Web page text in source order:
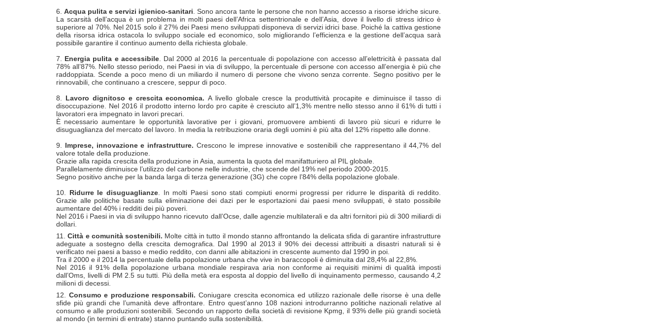
6.Acqua pulita e servizi igienico-sanitari . Sono ancora tante le persone che non hanno accesso a risorse idriche sicure.
La scarsità dell’acqua è un problema in molti paesi dell’Africa settentrionale e dell’Asia, dove il livello di stress idrico è
superiore al 70%. Nel 2015 solo il 27% dei Paesi meno sviluppati disponeva di servizi idrici base. Poiché la cattiva gestione
della risorsa idrica ostacola lo sviluppo sociale ed economico, solo migliorando l’efficienza e la gestione dell’acqua sarà
possibile garantire il continuo aumento della richiesta globale.
7. Energia pulita e accessibile. Dal 2000 al 2016 la percentuale di popolazione con accesso all’elettricità è passata dal
78% all’87%. Nello stesso periodo, nei Paesi in via di sviluppo, la percentuale di persone con accesso all’energia è più che
raddoppiata. Scende a poco meno di un miliardo il numero di persone che vivono senza corrente. Segno positivo per le
rinnovabili, che continuano a crescere, seppur di poco.
8. Lavoro dignitoso e crescita economica.A livello globale cresce la produttività procapite e diminuisce il tasso di
disoccupazione. Nel 2016 il prodotto interno lordo pro capite è cresciuto all’1,3% mentre nello stesso anno il 61% di tutti i
lavoratori era impegnato in lavori precari.
È necessario aumentare le opportunità lavorative per i giovani, promuovere ambienti di lavoro più sicuri e ridurre le
disuguaglianza del mercato del lavoro. In media la retribuzione oraria degli uomini è più alta del 12% rispetto alle donne.
9. Imprese, innovazione e infrastrutture. Crescono le imprese innovative e sostenibili che rappresentano il 44,7% del
valore totale della produzione.
Grazie alla rapida crescita della produzione in Asia, aumenta la quota del manifatturiero al PIL globale.
Parallelamente diminuisce l’utilizzo del carbone nelle industrie, che scende del 19% nel periodo 2000-2015.
Segno positivo anche per la banda larga di terza generazione (3G) che copre l’84% della popolazione globale.
10. Ridurre le disuguaglianze . In molti Paesi sono stati compiuti enormi progressi per ridurre le disparità di reddito.
Grazie alle politiche basate sulla eliminazione dei dazi per le esportazioni dai paesi meno sviluppati, è stato possibile
aumentare del 40% i redditi dei più poveri.
Nel 2016 i Paesi in via di sviluppo hanno ricevuto dall’Ocse, dalle agenzie multilaterali e da altri fornitori più di 300 miliardi di
dollari.
11.Città e comunità sostenibili. Molte città in tutto il mondo stanno affrontando la delicata sfida di garantire infrastrutture
adeguate a sostegno della crescita demografica. Dal 1990 al 2013 il 90% dei decessi attribuiti a disastri naturali si è
verificato nei paesi a basso e medio reddito, con danni alle abitazioni in crescente aumento dal 1990 in poi.
Tra il 2000 e il 2014 la percentuale della popolazione urbana che vive in baraccopoli è diminuita dal 28,4% al 22,8%.
Nel 2016 il 91% della popolazione urbana mondiale respirava aria non conforme ai requisiti minimi di qualità imposti
dall’Oms, livelli di PM 2.5 su tutti. Più della metà era esposta al doppio del livello di inquinamento permesso, causando 4,2
milioni di decessi.
12. Consumo e produzione responsabili.Coniugare crescita economica ed utilizzo razionale delle risorse è una delle
sfide più grandi che l’umanità deve affrontare. Entro quest’anno 108 nazioni introdurranno politiche nazionali relative al
consumo e alle produzioni sostenibili. Secondo un rapporto della società di revisione Kpmg, il 93% delle più grandi società
al mondo (in termini di entrate) stanno puntando sulla sostenibilità.